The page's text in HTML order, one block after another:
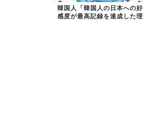
韓国人「韓国人の日本への好
感度が最高記録を達成した理